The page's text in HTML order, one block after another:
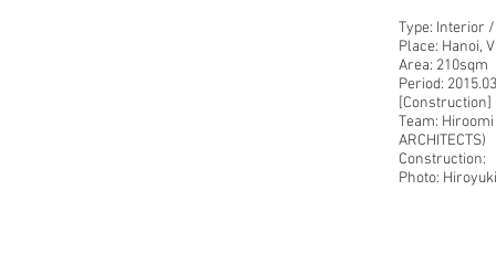
Type: Interior
Place: Hanoi,
Area: 210sqm
Period:
[Construction]
Team: Hiroomi
ARCHITECTS)
Construction:
Photo: